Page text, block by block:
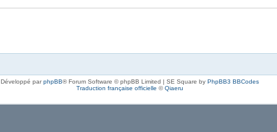
Développé parphpBB® Forum Software © phpBB Limited | SE Square by PhpBB3 BBCodes
Traduction française officielle ©Qiaeru